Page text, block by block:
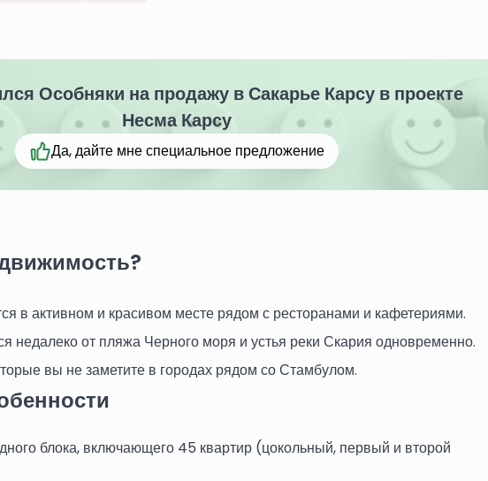
Особняки на продажу в Сакарье Карсу в проекте
Несма Карсу
Да, дайте мне специальное предложение
в активном и красивом месте рядом с ресторанами и кафетериями.
недалеко от пляжа Черного моря и устья реки Скария одновременно.
вы не заметите в городах рядом со Стамбулом.
блока, включающего 45 квартир (цокольный, первый и второй